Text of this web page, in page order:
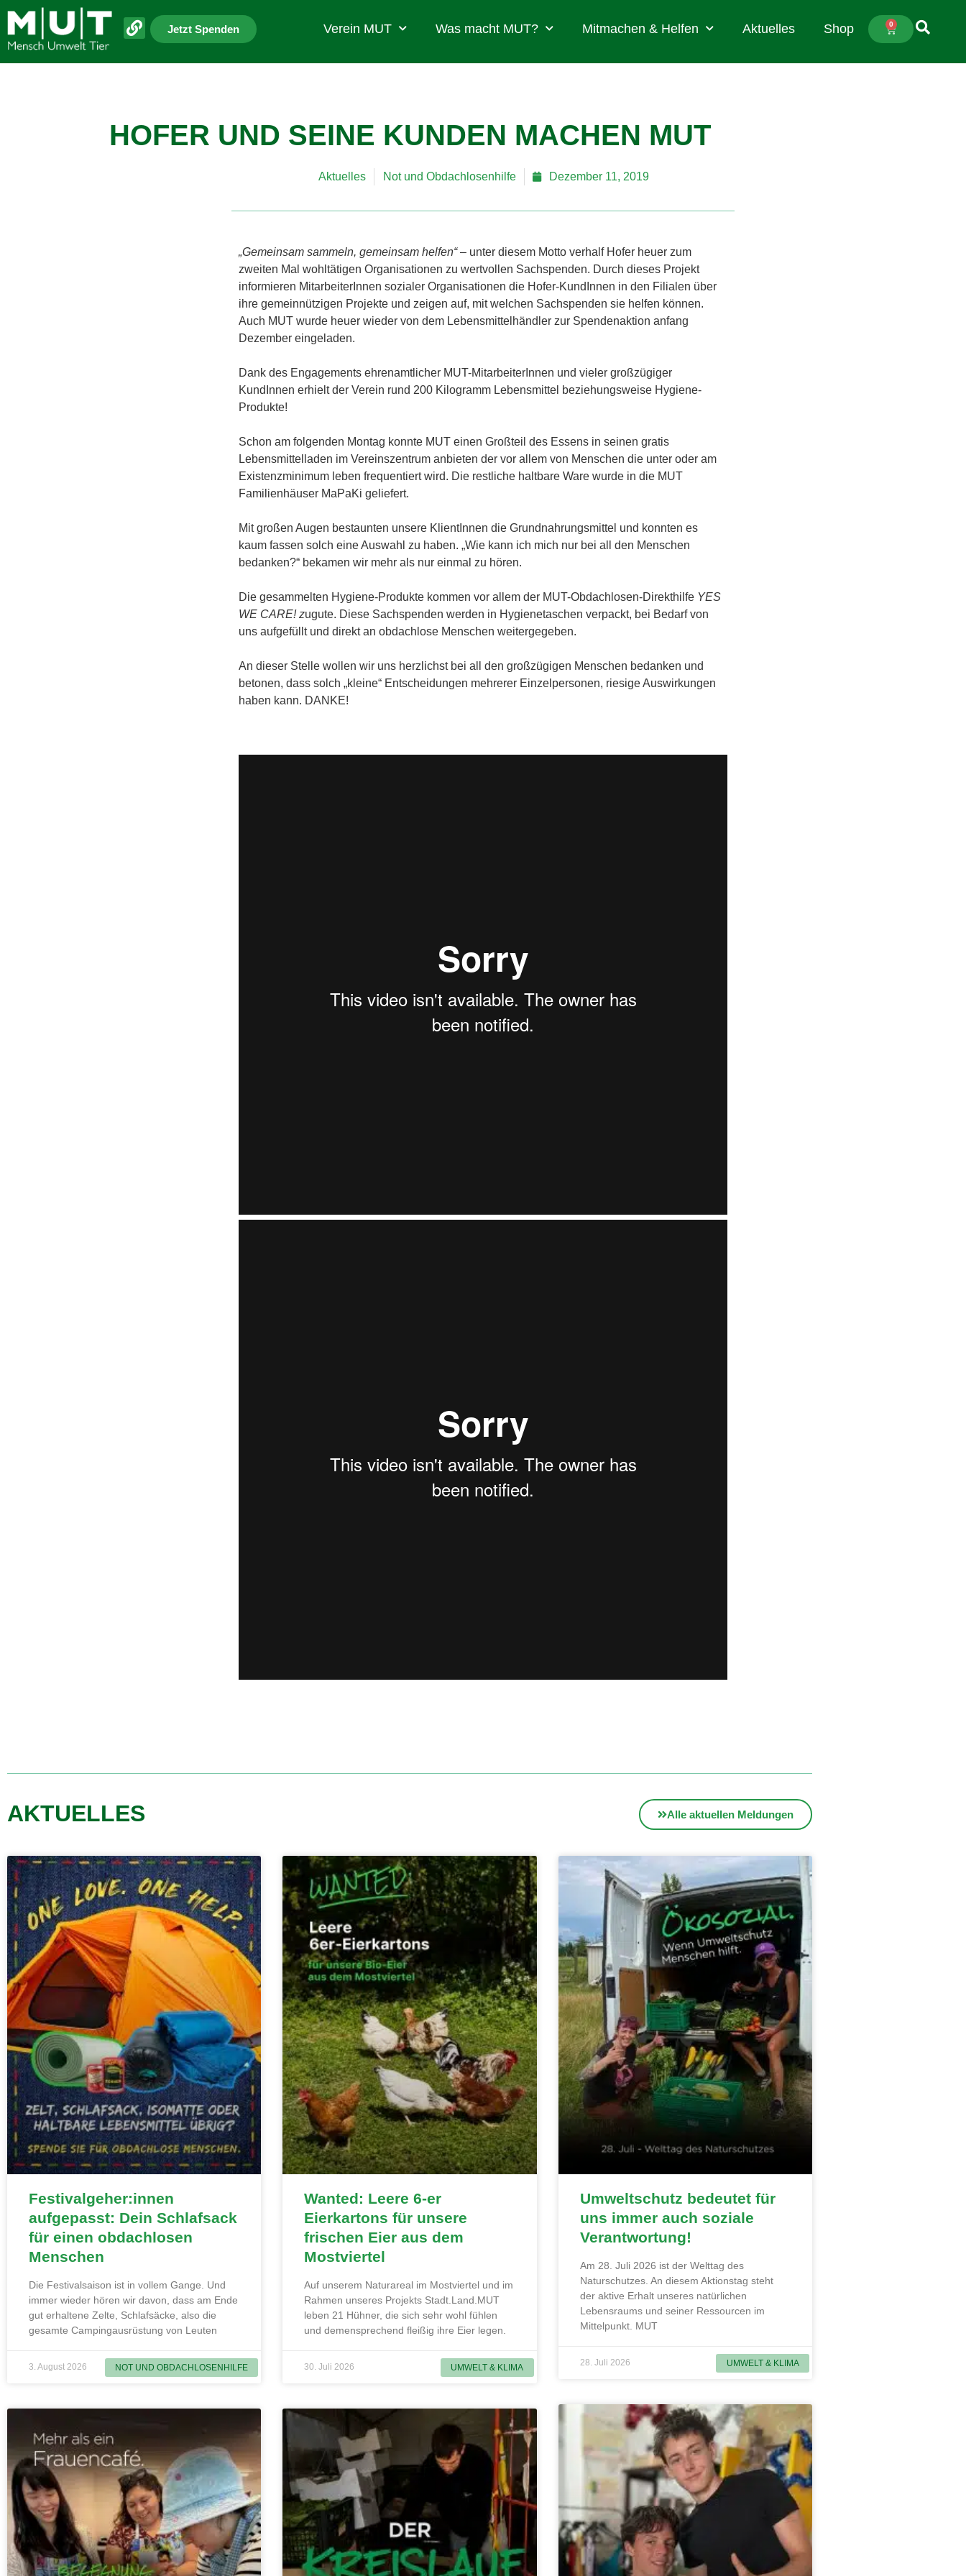
Jetzt Spenden Verein MUT Was macht MUT? Mitmachen & Helfen Aktuelles Shop 0
HOFER UND SEINE KUNDEN MACHEN MUT
Aktuelles Not und Obdachlosenhilfe Dezember 11, 2019
„Gemeinsam sammeln, gemeinsam helfen“– unter diesem Motto verhalf Hofer heuer zum
zweiten Mal wohltätigen Organisationen zu wertvollen Sachspenden. Durch dieses Projekt
informieren MitarbeiterInnen sozialer Organisationen die Hofer-KundInnen in den Filialen über
ihre gemeinnützigen Projekte und zeigen auf, mit welchen Sachspenden sie helfen können.
Auch MUT wurde heuer wieder von dem Lebensmittelhändler zur Spendenaktion anfang
Dezember eingeladen.
Dank des Engagements ehrenamtlicher MUT-MitarbeiterInnen und vieler großzügiger
KundInnen erhielt der Verein rund 200 Kilogramm Lebensmittel beziehungsweise Hygiene-
Produkte!
Schon am folgenden Montag konnte MUT einen Großteil des Essens in seinen gratis
Lebensmittelladen im Vereinszentrum anbieten der vor allem von Menschen die unter oder am
Existenzminimum leben frequentiert wird. Die restliche haltbare Ware wurde in die MUT
Familienhäuser MaPaKi geliefert.
Mit großen Augen bestaunten unsere KlientInnen die Grundnahrungsmittel und konnten es
kaum fassen solch eine Auswahl zu haben. „Wie kann ich mich nur bei all den Menschen
bedanken?“ bekamen wir mehr als nur einmal zu hören.
Die gesammelten Hygiene-Produkte kommen vor allem der MUT-Obdachlosen-Direkthilfe YES
WE CARE! zugute. Diese Sachspenden werden in Hygienetaschen verpackt, bei Bedarf von
uns aufgefüllt und direkt an obdachlose Menschen weitergegeben.
An dieser Stelle wollen wir uns herzlichst bei all den großzügigen Menschen bedanken und
betonen, dass solch „kleine“ Entscheidungen mehrerer Einzelpersonen, riesige Auswirkungen
haben kann. DANKE!
AKTUELLES Alle aktuellen Meldungen
NOT UND OBDACHLOSENHILFE
Festivalgeher:innen
aufgepasst: Dein Schlafsack
für einen obdachlosen
Menschen
Die Festivalsaison ist in vollem Gange. Und
immer wieder hören wir davon, dass am Ende
gut erhaltene Zelte, Schlafsäcke, also die
gesamte Campingausrüstung von Leuten
3. August 2026 UMWELT & KLIMA
Wanted: Leere 6-er
Eierkartons für unsere
frischen Eier aus dem
Mostviertel
Auf unserem Naturareal im Mostviertel und im
Rahmen unseres Projekts Stadt.Land.MUT
leben 21 Hühner, die sich sehr wohl fühlen
und demensprechend fleißig ihre Eier legen.
30. Juli 2026 UMWELT & KLIMA
Umweltschutz bedeutet für
uns immer auch soziale
Verantwortung!
Am 28. Juli 2026 ist der Welttag des
Naturschutzes. An diesem Aktionstag steht
der aktive Erhalt unseres natürlichen
Lebensraums und seiner Ressourcen im
Mittelpunkt. MUT
28. Juli 2026